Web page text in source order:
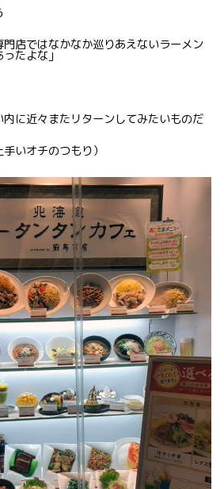
店ではなかなか巡りあえないラーメン
たよな」
に近々またリターンしてみたいものだ
いオチのつもり）